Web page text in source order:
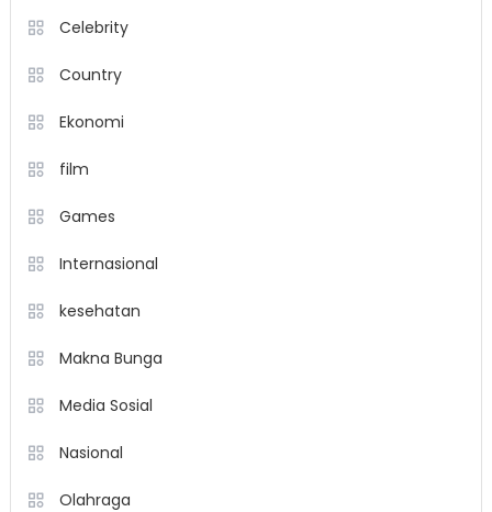
Celebrity
Country
Ekonomi
film
Games
Internasional
kesehatan
Makna Bunga
Media Sosial
Nasional
Olahraga